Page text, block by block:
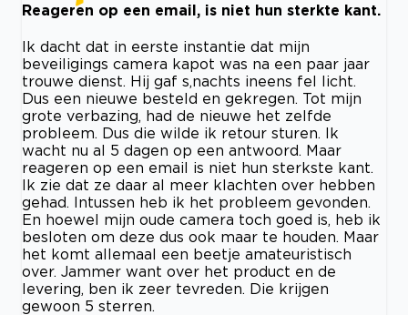
Reageren op een email, is niet hun sterkte kant.
Ik dacht dat in eerste instantie dat mijn
beveiligings camera kapot was na een paar jaar
trouwe dienst. Hij gaf s,nachts ineens fel licht.
Dus een nieuwe besteld en gekregen. Tot mijn
grote verbazing, had de nieuwe het zelfde
probleem. Dus die wilde ik retour sturen. Ik
wacht nu al 5 dagen op een antwoord. Maar
reageren op een email is niet hun sterkste kant.
Ik zie dat ze daar al meer klachten over hebben
gehad. Intussen heb ik het probleem gevonden.
En hoewel mijn oude camera toch goed is, heb ik
besloten om deze dus ook maar te houden. Maar
het komt allemaal een beetje amateuristisch
over. Jammer want over het product en de
levering, ben ik zeer tevreden. Die krijgen
gewoon 5 sterren.